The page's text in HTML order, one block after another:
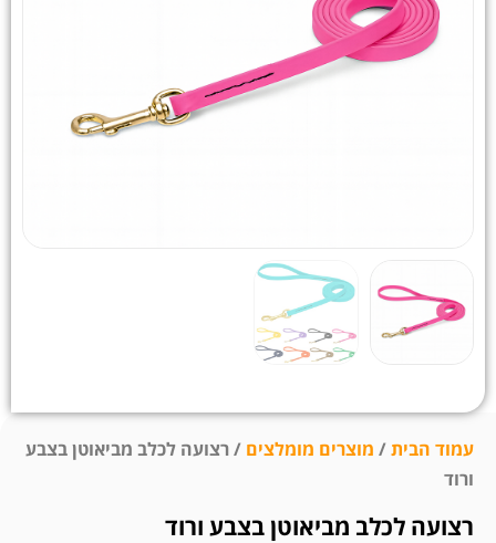
עמוד הבית/ מוצרים מומלצים / רצועה לכלב מביאוטן בצבע
ורוד
רצועה לכלב מביאוטן בצבע ורוד